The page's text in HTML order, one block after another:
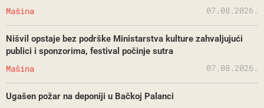
Mašina 07.08.2026.
Nišvil opstaje bez podrške Ministarstva kulture zahvaljujući
publici i sponzorima, festival počinje sutra
Mašina 07.08.2026.
Ugašen požar na deponiji u Bačkoj Palanci